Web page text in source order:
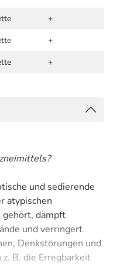
+
+
+
und sedierende
atypischen
gehört, dämpft
und verringert
Denkstörungen und
B. die Erregbarkeit